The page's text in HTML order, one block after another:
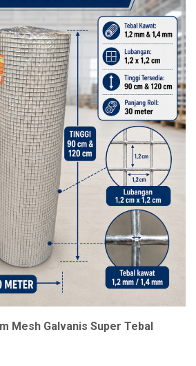
Mesh Galvanis Super Tebal